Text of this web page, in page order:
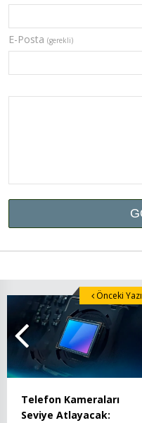
E-Posta (gerekli)
Telefon Kameraları
Seviye Atlayacak:
Önceki Yazı